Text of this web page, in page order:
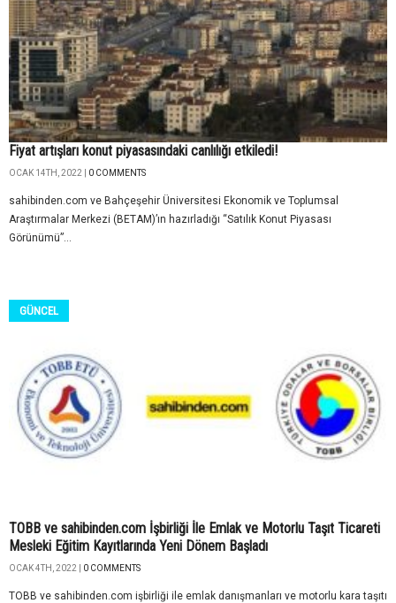
Fiyat artışları konut piyasasındaki canlılığı etkiledi!
OCAK 14TH, 2022 | 0 COMMENTS
sahibinden.com ve Bahçeşehir Üniversitesi Ekonomik ve Toplumsal
Araştırmalar Merkezi (BETAM)’ın hazırladığı “Satılık Konut Piyasası
Görünümü”...
GÜNCEL
TOBB ve sahibinden.com İşbirliği İle Emlak ve Motorlu Taşıt Ticareti
Mesleki Eğitim Kayıtlarında Yeni Dönem Başladı
OCAK 4TH, 2022 | 0 COMMENTS
TOBB ve sahibinden.com işbirliği ile emlak danışmanları ve motorlu kara taşıtı